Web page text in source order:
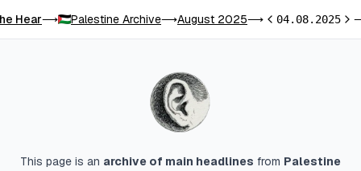
Hear⟶ Palestine Archive⟶August 2025⟶Previous day
04.08.2025
This page is an archive of main headlines from Palestine